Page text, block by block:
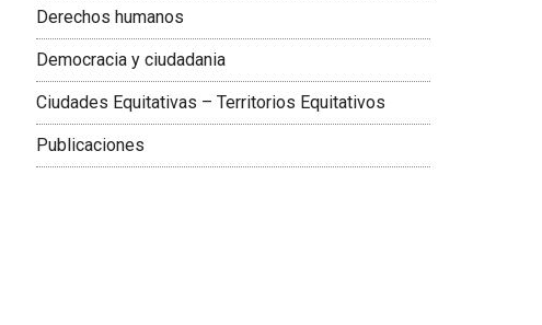
Derechos humanos
Democracia y ciudadania
Ciudades Equitativas – Territorios Equitativos
Publicaciones